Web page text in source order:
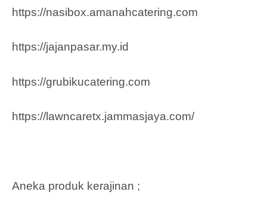
https://nasibox.amanahcatering.com
https://jajanpasar.my.id
https://grubikucatering.com
https://lawncaretx.jammasjaya.com/
Aneka produk kerajinan ;